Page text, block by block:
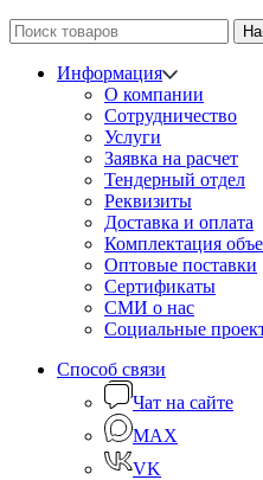
Информация
О компании
Сотрудничество
Услуги
Заявка на расчет
Тендерный отдел
Реквизиты
Доставка и оплата
Комплектация
Оптовые поставки
Сертификаты
СМИ о нас
Социальные
Способ связи
Чат на сайте
MAX
VK